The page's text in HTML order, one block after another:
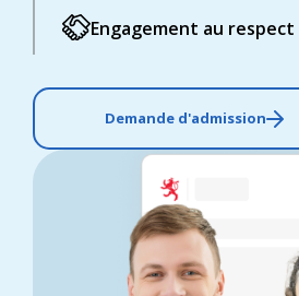
Engagement au
Demande d'admission